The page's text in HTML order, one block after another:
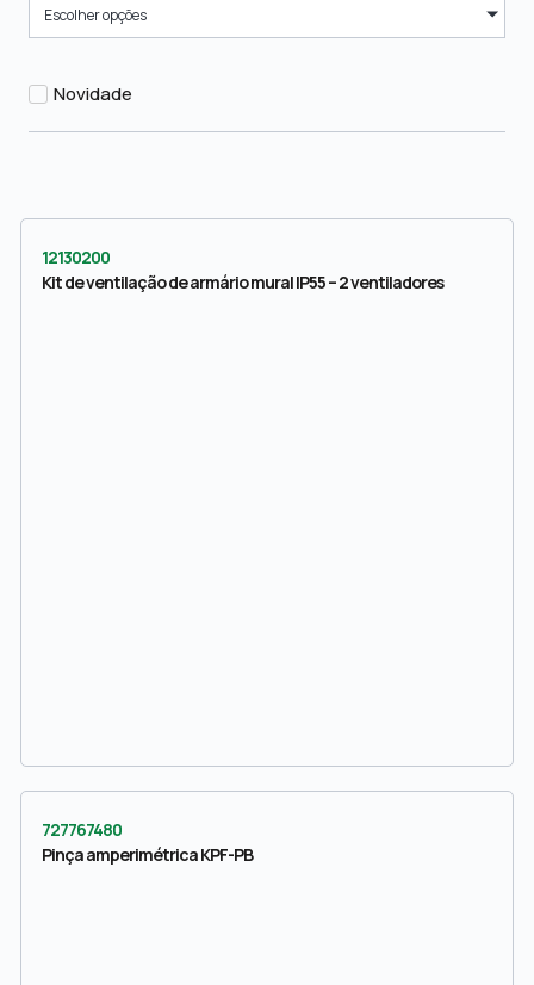
Escolher opções
Novidade
12130200
Kit de ventilação de armário mural IP55 – 2 ventiladores
727767480
Pinça amperimétrica KPF-PB